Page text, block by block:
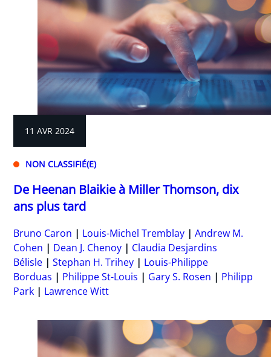
11 AVR 2024
NON CLASSIFIÉ(E)
De Heenan Blaikie à Miller Thomson, dix
ans plus tard
Bruno Caron Louis-Michel Tremblay
Andrew M.
Cohen
Dean J. Chenoy
Claudia Desjardins
Bélisle
Stephan H. Trihey
Louis-Philippe
Borduas
Philippe St-Louis Gary S. Rosen
Philipp
Park
Lawrence Witt